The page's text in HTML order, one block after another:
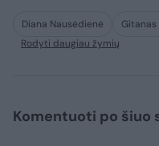
Diana Nausėdienė Gitanas
Rodyti daugiau žymių
Komentuoti po šiuo